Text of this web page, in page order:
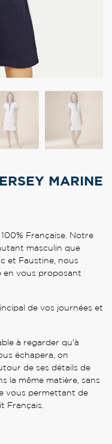
MARINE
Française. Notre
masculin que
et Faustine, nous
en vous proposant
de vos journées et
à regarder qu'à
échapera, on
de ses détails de
la même matière, sans
vous permettant de
Français.